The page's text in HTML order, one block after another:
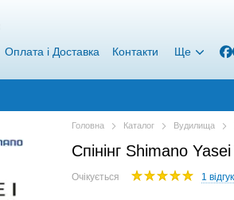
Оплата і Доставка Контакти Ще
Головна Каталог Вудилища
Спінінг Shimano
Очікується 1 відгук